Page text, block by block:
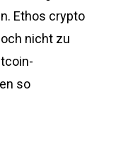
Ethos crypto
nicht zu
so